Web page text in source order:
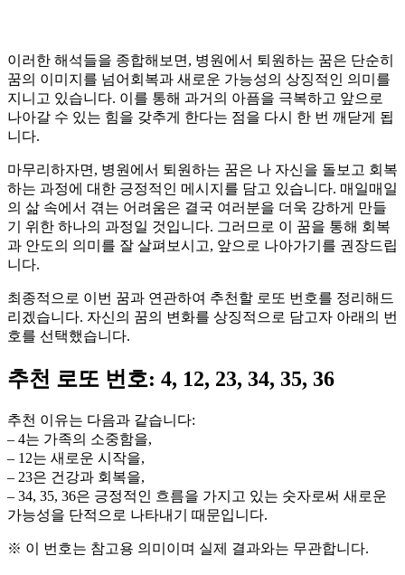
이러한 해석들을 종합해보면, 병원에서 퇴원하는 꿈은 단순히
꿈의 이미지를 넘어회복과 새로운 가능성의 상징적인 의미를
지니고 있습니다. 이를 통해 과거의 아픔을 극복하고 앞으로
나아갈 수 있는 힘을 갖추게 한다는 점을 다시 한 번 깨닫게 됩
니다.
마무리하자면, 병원에서 퇴원하는 꿈은 나 자신을 돌보고 회복
하는 과정에 대한 긍정적인 메시지를 담고 있습니다. 매일매일
의 삶 속에서 겪는 어려움은 결국 여러분을 더욱 강하게 만들
기 위한 하나의 과정일 것입니다. 그러므로 이 꿈을 통해 회복
과 안도의 의미를 잘 살펴보시고, 앞으로 나아가기를 권장드립
니다.
최종적으로 이번 꿈과 연관하여 추천할 로또 번호를 정리해드
리겠습니다. 자신의 꿈의 변화를 상징적으로 담고자 아래의 번
호를 선택했습니다.
추천 로또 번호: 4, 12, 23, 34, 35, 36
추천 이유는 다음과 같습니다:
– 4는 가족의 소중함을,
– 12는 새로운 시작을,
– 23은 건강과 회복을,
– 34, 35, 36은 긍정적인 흐름을 가지고 있는 숫자로써 새로운
가능성을 단적으로 나타내기 때문입니다.
※ 이 번호는 참고용 의미이며 실제 결과와는 무관합니다.